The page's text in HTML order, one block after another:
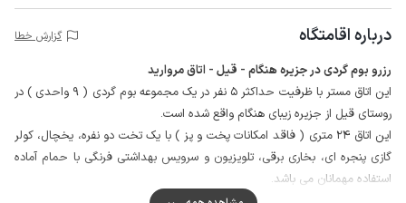
درباره اقامتگاه گزارش خطا
رزرو بوم گردی در جزیره هنگام - قیل - اتاق مروارید
این اتاق مستر با ظرفیت حداکثر 5 نفر در یک مجموعه بوم گردی ( 9 واحدی ) در
روستای قیل از جزیره زیبای هنگام واقع شده است.
این اتاق 24 متری ( فاقد امکانات پخت و پز ) با یک تخت دو نفره، یخچال، کولر
گازی پنجره ای، بخاری برقی، تلویزیون و سرویس بهداشتی فرنگی با حمام آماده
استفاده مهمانان می باشد.